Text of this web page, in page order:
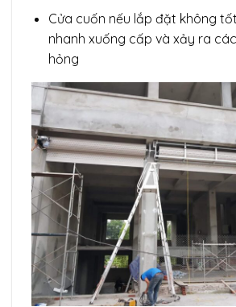
Cửa cuốn nếu lắp đặt không
nhanh xuống cấp và xảy ra
hỏng